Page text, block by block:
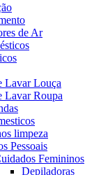
de Ar
Lavar Louça
Lavar Roupa
limpeza
Pessoais
Femininos
Depiladoras